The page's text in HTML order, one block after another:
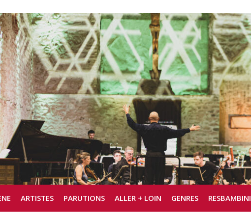
ARTISTES PARUTIONS ALLER + LOIN GENRES RESBAMBINI